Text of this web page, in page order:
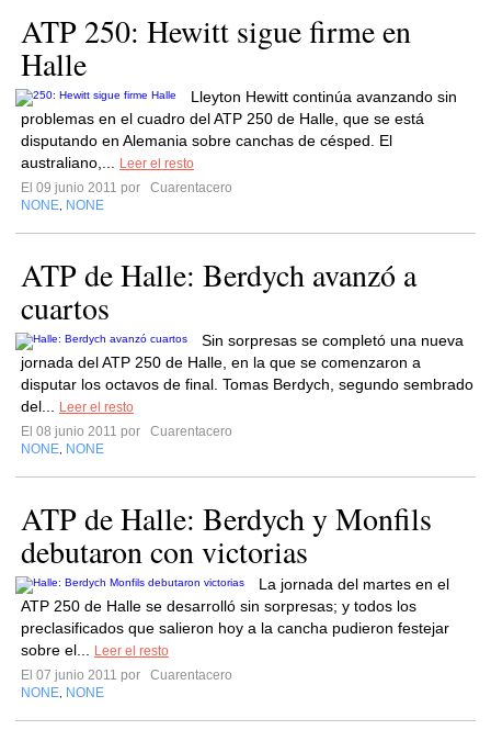
ATP 250: Hewitt sigue firme en
Halle
Lleyton Hewitt continúa avanzando sin
problemas en el cuadro del ATP 250 de Halle, que se está
disputando en Alemania sobre canchas de césped. El
australiano,...
Leer el resto
El 09 junio 2011 por
Cuarentacero
NONE NONE
ATP de Halle: Berdych avanzó a
cuartos
Sin sorpresas se completó una nueva
jornada del ATP 250 de Halle, en la que se comenzaron a
disputar los octavos de final. Tomas Berdych, segundo sembrado
del...
Leer el resto
El 08 junio 2011 por
Cuarentacero
NONE NONE
ATP de Halle: Berdych y Monfils
debutaron con victorias
La jornada del martes en el
ATP 250 de Halle se desarrolló sin sorpresas; y todos los
preclasificados que salieron hoy a la cancha pudieron festejar
sobre el...
Leer el resto
El 07 junio 2011 por
Cuarentacero
NONE NONE